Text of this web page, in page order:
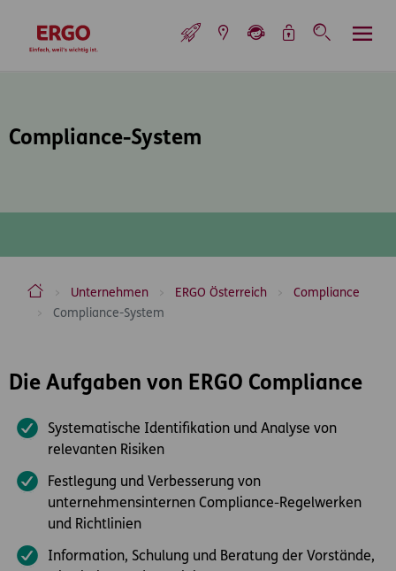
zur Startseite
Compliance-System
ERGO Versicherung Aktiengesellschaft
Unternehmen ERGO Österreich
Compliance
Compliance-System
Die Aufgaben von ERGO Compliance
Systematische Identifikation und Analyse von
relevanten Risiken
Festlegung und Verbesserung von
unternehmensinternen Compliance-Regelwerken
und Richtlinien
Information, Schulung und Beratung der Vorstände,